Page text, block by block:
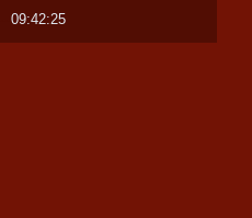
----09:42:25